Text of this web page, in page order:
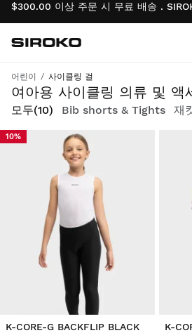
$300.00 이상 주문 시 무료 배송 .
홈페이지로 이
Siroko.com
어린이 사이클링 걸
여아용 사이클링 의류 및 액
편안하고 안전하게 사이클링을 즐기기 위한 컬렉션
모두(10) Bib shorts & Tights 재
10%
K-CORE-G BACKFLIP BLACK K-